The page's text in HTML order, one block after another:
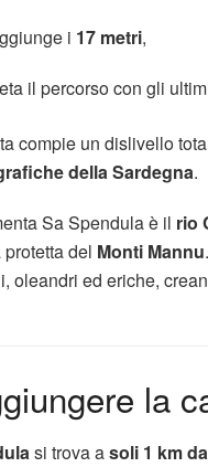
i 17 metri,
il percorso con gli
compie un dislivello
della Sardegna.
Sa Spendula è il rio
protetta del Monti Mannu
oleandri ed eriche,
la
si trova asoli 1 km